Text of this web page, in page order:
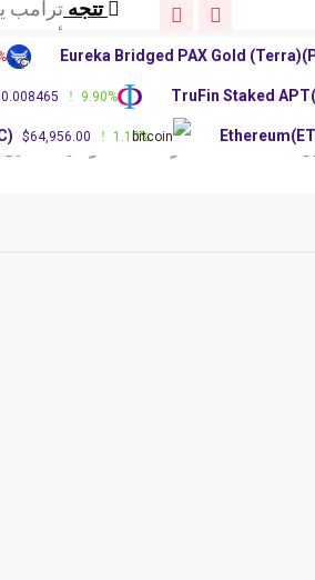
تتجهأطلقت
تتجه
عاجل:
ترامب
تتجه أطلقت
تتجهعاجل:
تحليل
Eureka Bridged PAX Gold
$0.008465 9.90% TruFin Staked
$64,956.00 1.10%